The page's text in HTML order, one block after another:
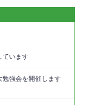
ています
勉強会を開催します